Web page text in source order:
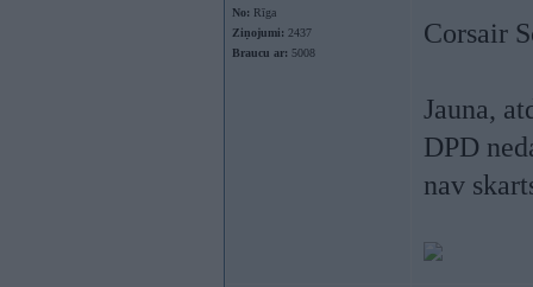
No: Rīga
Ziņojumi: 2437
Braucu ar: 5008
Corsair
Jauna,
DPD
nav